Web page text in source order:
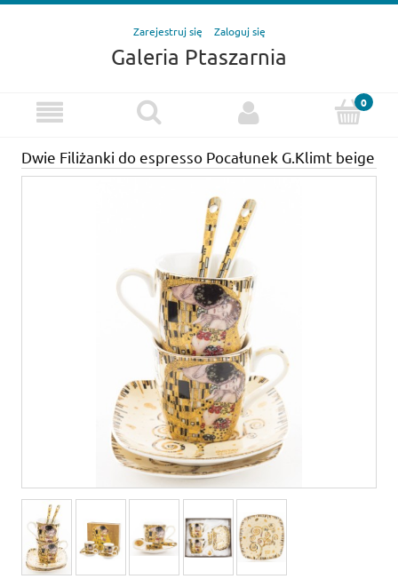
Zarejestruj się Zaloguj się
Galeria Ptaszarnia
Dwie Filiżanki do espresso Pocałunek G.Klimt beige